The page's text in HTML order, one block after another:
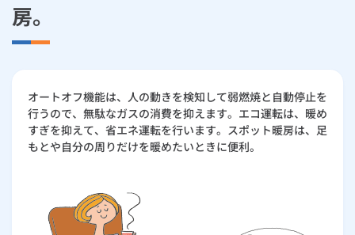
房。
オートオフ機能は、人の動きを検知して弱燃焼と自動停止を
行うので、無駄なガスの消費を抑えます。エコ運転は、暖め
すぎを抑えて、省エネ運転を行います。スポット暖房は、足
もとや自分の周りだけを暖めたいときに便利。